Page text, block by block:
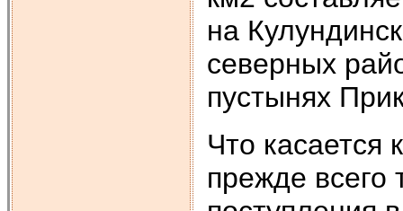
на
северных
пустынях
Что касается
прежде всего